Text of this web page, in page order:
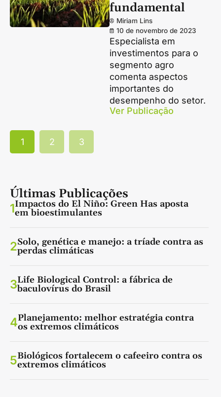
fundamental
Miriam Lins
10 de novembro de 2023
Especialista em
investimentos para o
segmento agro
comenta aspectos
importantes do
desempenho do setor.
Ver Publicação
1 2 3
Últimas Publicações
1Impactos do El Niño: Green Has aposta
em bioestimulantes
2Solo, genética e manejo: a tríade contra as
perdas climáticas
3Life Biological Control: a fábrica de
baculovírus do Brasil
4Planejamento: melhor estratégia contra
os extremos climáticos
5Biológicos fortalecem o cafeeiro contra os
extremos climáticos